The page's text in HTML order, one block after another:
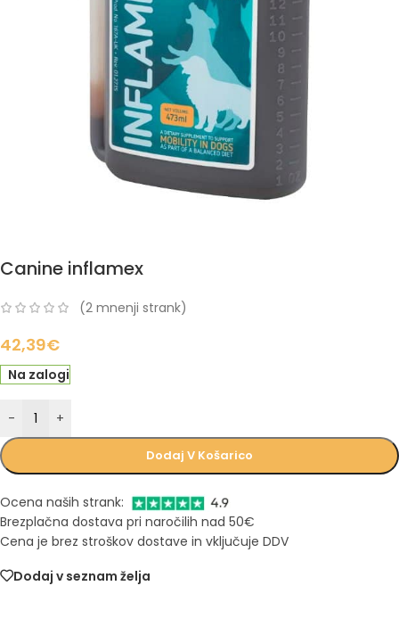
Canine inflamex
(2 mnenji strank)
42,39€
Na zalogi
- +
Dodaj V Košarico
Ocena naših strank:
Brezplačna dostava pri naročilih nad 50€
Cena je brez stroškov dostave in vključuje DDV
Dodaj v seznam želja